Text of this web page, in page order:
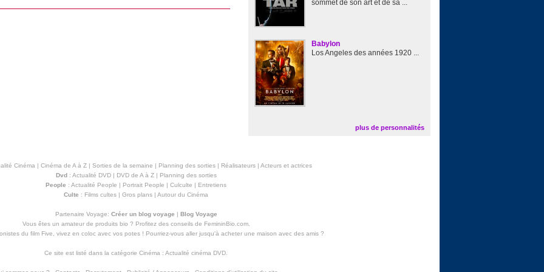
sommet de son art et de sa ...
Babylon
Los Angeles des années 1920 ...
plus de personnalités
Cinéma | Cinéma de A à Z| Sorties de la semaine | Planning des sorties| Réalisateurs| Acteurs et actrices
Dvd: Actualité DVD| DVD de A à Z| Planning des sorties
People : Actualité People | Portrait People | Culculte | Entretiens
Culte : Films cultes | Gros plans | Autour du Cinéma
Partenaire Voyage: Créer un blog voyage | Blog Voyage
Vous êtes un amateur de produits bio ? Profitez des conseils de FemininBio.com.
du film Five, vivez en coloc avec vos potes ! Pourriez-vous aller jusqu'à acheter une maison avec des amis?
Ce site est listé dans la catégorie Cinéma : Actualité cinéma DVD